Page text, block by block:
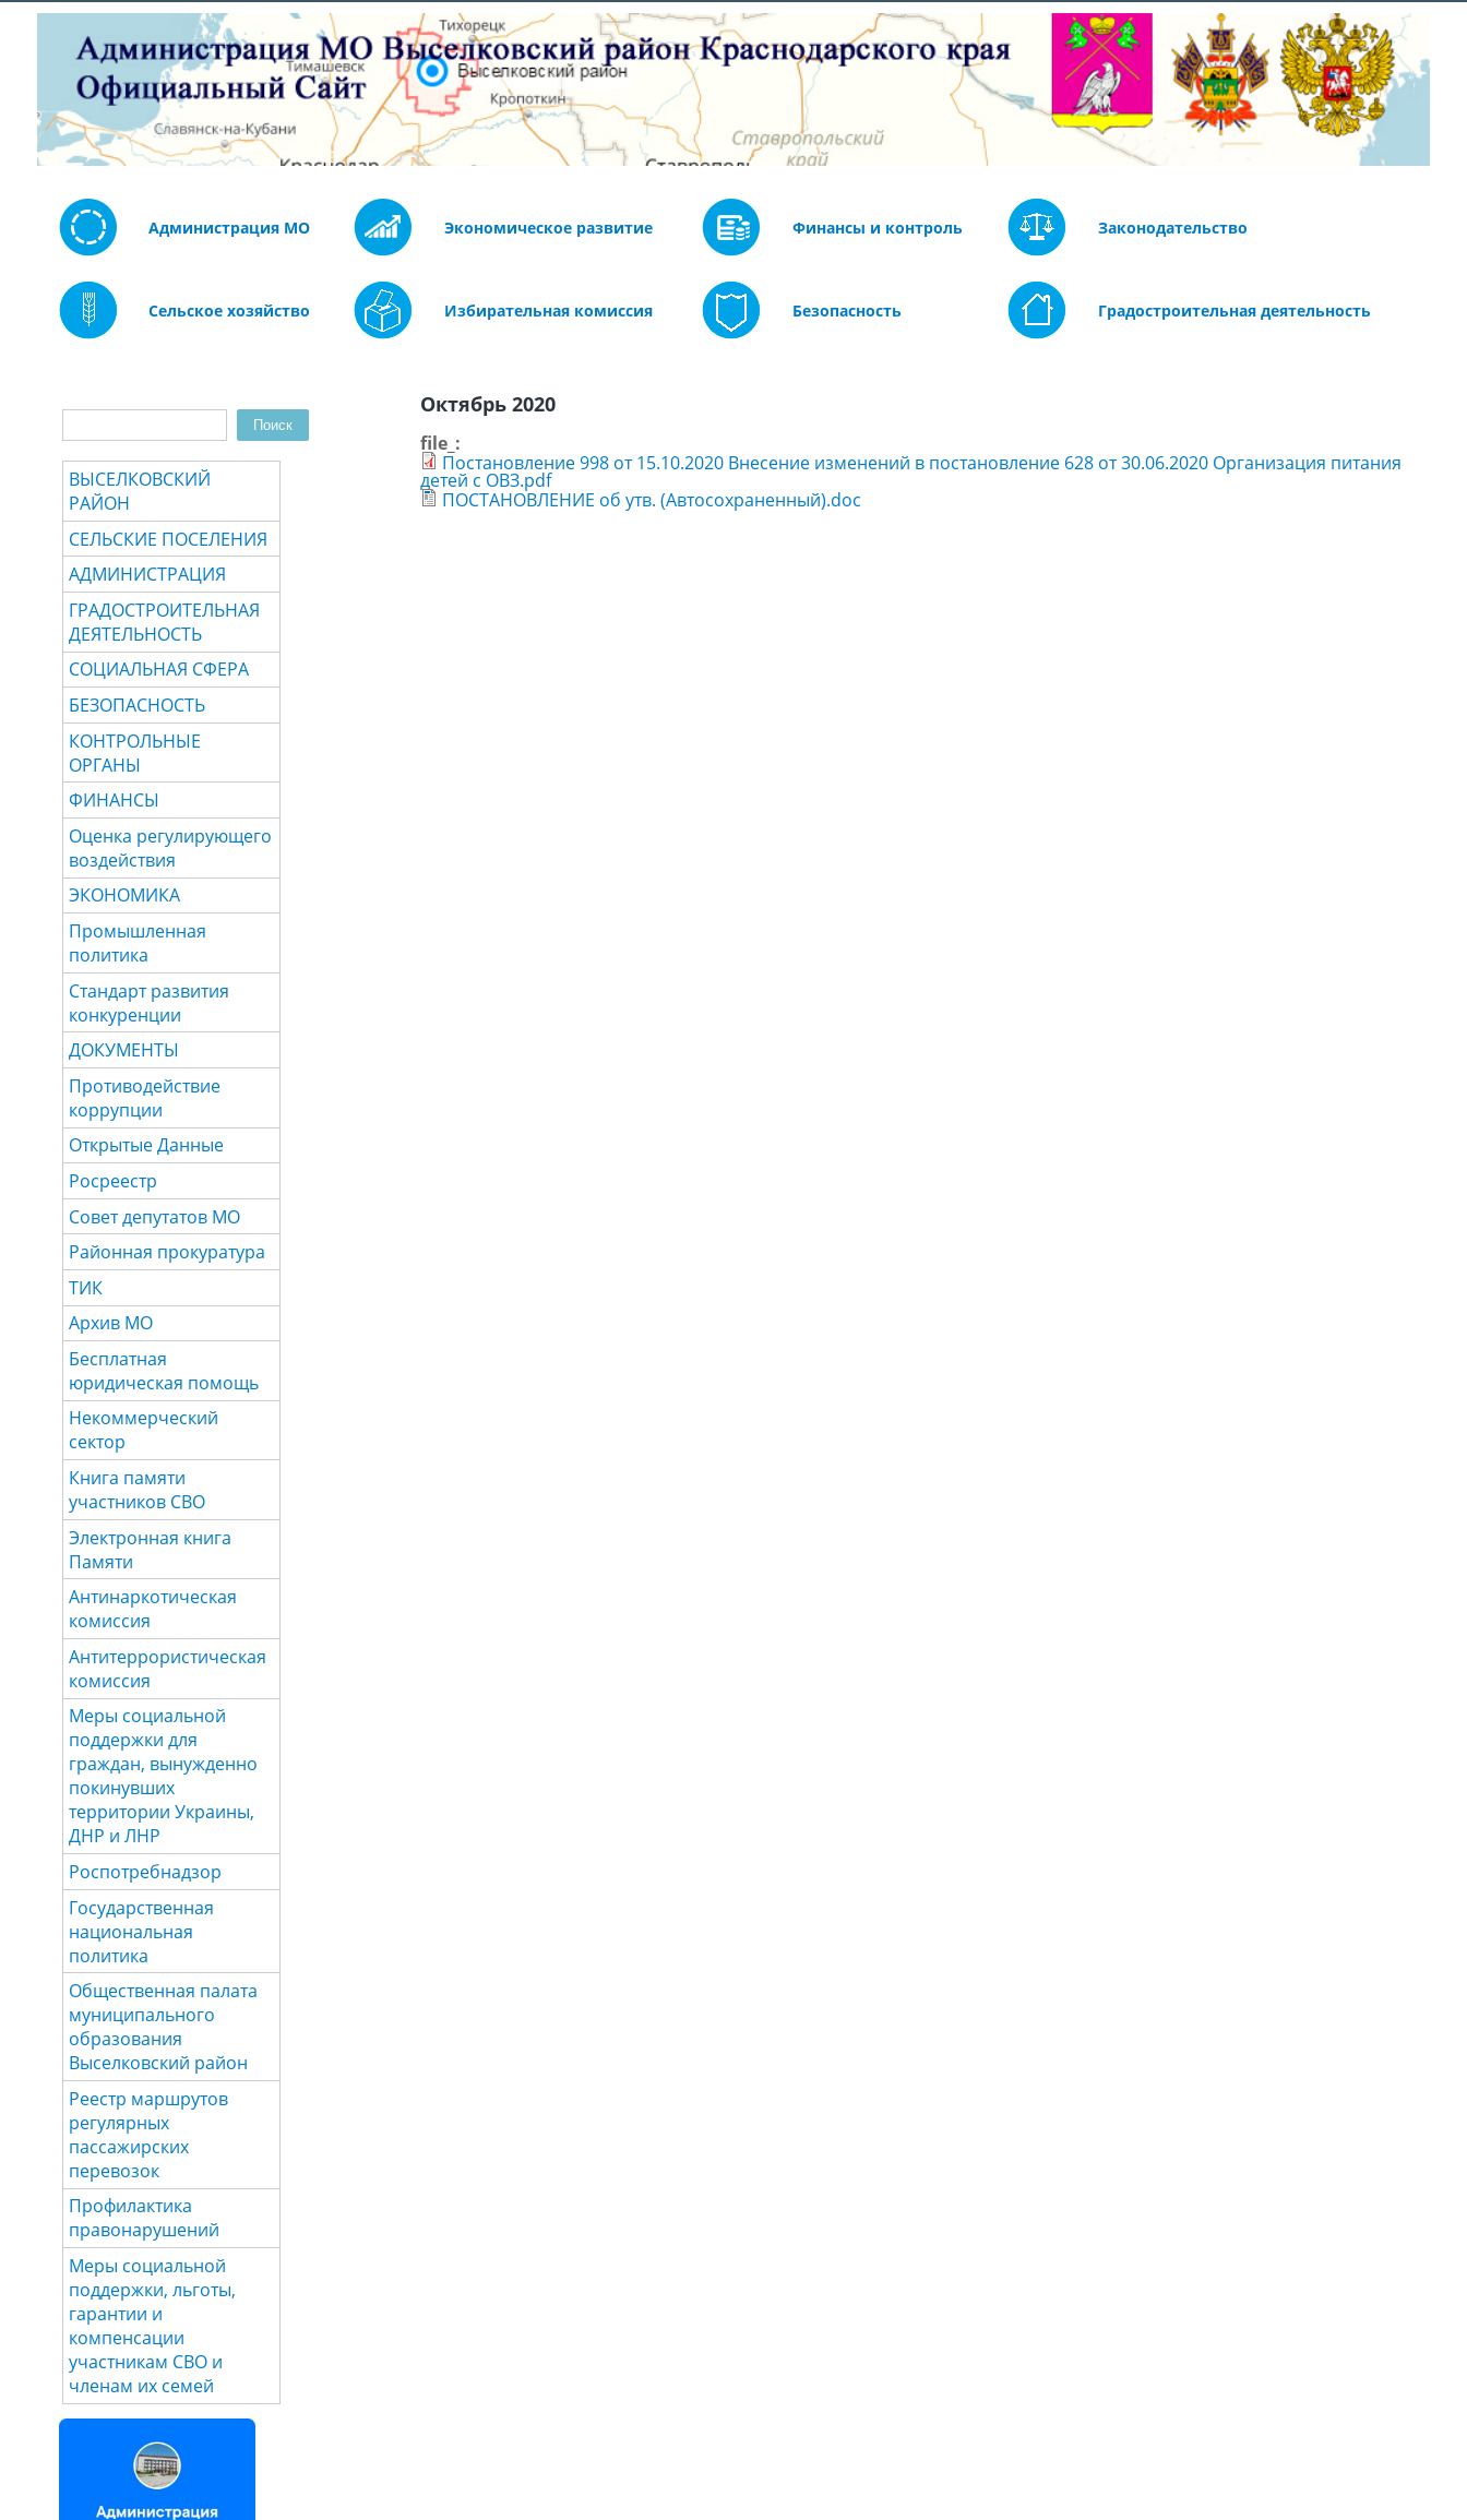
Администрация МО Экономическое развитие Финансы и контроль Законодательство
Сельское хозяйство Избирательная комиссия Безопасность Градостроительная деятельность
Октябрь 2020
file_:
Постановление 998 от 15.10.2020 Внесение изменений в постановление 628 от 30.06.2020 Организация питания
детей с ОВЗ.pdf
ПОСТАНОВЛЕНИЕ об утв. (Автосохраненный).doc
Поиск
ВЫСЕЛКОВСКИЙ
РАЙОН
СЕЛЬСКИЕ ПОСЕЛЕНИЯ
АДМИНИСТРАЦИЯ
ГРАДОСТРОИТЕЛЬНАЯ
ДЕЯТЕЛЬНОСТЬ
СОЦИАЛЬНАЯ СФЕРА
БЕЗОПАСНОСТЬ
КОНТРОЛЬНЫЕ
ОРГАНЫ
ФИНАНСЫ
Оценка регулирующего
воздействия
ЭКОНОМИКА
Промышленная
политика
Стандарт развития
конкуренции
ДОКУМЕНТЫ
Противодействие
коррупции
Открытые Данные
Росреестр
Совет депутатов МО
Районная прокуратура
ТИК
Архив МО
Бесплатная
юридическая помощь
Некоммерческий
сектор
Книга памяти
участников СВО
Электронная книга
Памяти
Антинаркотическая
комиссия
Антитеррористическая
комиссия
Меры социальной
поддержки для
граждан, вынужденно
покинувших
территории Украины,
ДНР и ЛНР
Роспотребнадзор
Государственная
национальная
политика
Общественная палата
муниципального
образования
Выселковский район
Реестр маршрутов
регулярных
пассажирских
перевозок
Профилактика
правонарушений
Меры социальной
поддержки, льготы,
гарантии и
компенсации
участникам СВО и
членам их семей